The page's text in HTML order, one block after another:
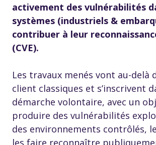
activement des vulnérabilités
systèmes (industriels &
contribuer à leur
(CVE).
Les travaux menés vont au-delà
client classiques et s’inscrivent
démarche volontaire, avec un
produire des vulnérabilités
des environnements contrôlés,
les faire reconnaître